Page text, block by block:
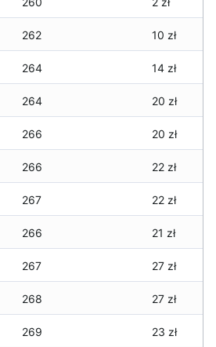
262 10 zł
264 14 zł
264 20 zł
266 20 zł
266 22 zł
267 22 zł
266 21 zł
267 27 zł
268 27 zł
269 23 zł